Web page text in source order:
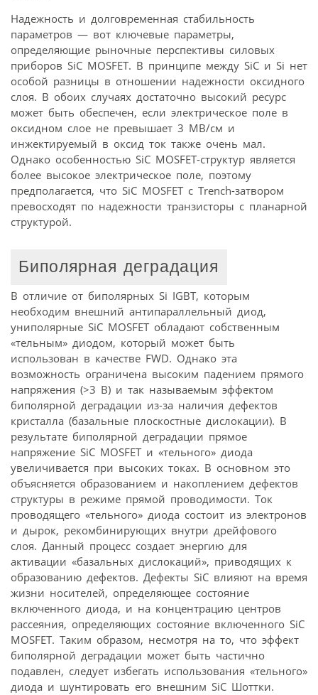
Надежность и долговременная стабильность
параметров — вот ключевые параметры,
определяющие рыночные перспективы силовых
приборов SiC MOSFET. В принципе между SiC и Si нет
особой разницы в отношении надежности оксидного
слоя. В обоих случаях достаточно высокий ресурс
может быть обеспечен, если электрическое поле в
оксидном слое не превышает 3 МВ/см и
инжектируемый в оксид ток также очень мал.
Однако особенностью SiC MOSFET-структур является
более высокое электрическое поле, поэтому
предполагается, что SiC MOSFET с Trench-затвором
превосходят по надежности транзисторы с планарной
структурой.
Биполярная деградация
В отличие от биполярных Si IGBT, которым
необходим внешний антипараллельный диод,
униполярные SiC MOSFET обладают собственным
«тельным» диодом, который может быть
использован в качестве FWD. Однако эта
возможность ограничена высоким падением прямого
напряжения (>3 В) и так называемым эффектом
биполярной деградации из-за наличия дефектов
кристалла (базальные плоскостные дислокации). В
результате биполярной деградации прямое
напряжение SiC MOSFET и «тельного» диода
увеличивается при высоких токах. В основном это
объясняется образованием и накоплением дефектов
структуры в режиме прямой проводимости. Ток
проводящего «тельного» диода состоит из электронов
и дырок, рекомбинирующих внутри дрейфового
слоя. Данный процесс создает энергию для
активации «базальных дислокаций», приводящих к
образованию дефектов. Дефекты SiC влияют на время
жизни носителей, определяющее состояние
включенного диода, и на концентрацию центров
рассеяния, определяющих состояние включенного SiC
MOSFET. Таким образом, несмотря на то, что эффект
биполярной деградации может быть частично
подавлен, следует избегать использования «тельного»
диода и шунтировать его внешним SiC Шоттки.